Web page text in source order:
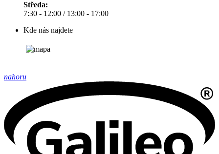
Středa:
7:30 - 12:00 / 13:00 - 17:00
Kde nás najdete
nahoru